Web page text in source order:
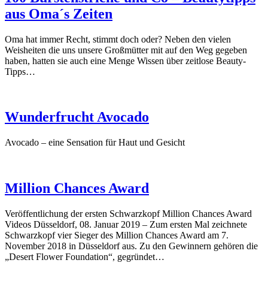
aus Oma´s Zeiten
Oma hat immer Recht, stimmt doch oder? Neben den vielen
Weisheiten die uns unsere Großmütter mit auf den Weg gegeben
haben, hatten sie auch eine Menge Wissen über zeitlose Beauty-
Tipps…
Wunderfrucht Avocado
Avocado – eine Sensation für Haut und Gesicht
Million Chances Award
Veröffentlichung der ersten Schwarzkopf Million Chances Award
Videos Düsseldorf, 08. Januar 2019 – Zum ersten Mal zeichnete
Schwarzkopf vier Sieger des Million Chances Award am 7.
November 2018 in Düsseldorf aus. Zu den Gewinnern gehören die
„Desert Flower Foundation“, gegründet…